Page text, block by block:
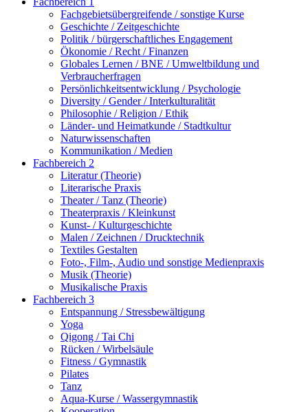
Fachgebietsübergreifende / sonstige Kurse
Geschichte / Zeitgeschichte
Politik / bürgerschaftliches Engagement
Ökonomie / Recht / Finanzen
Globales Lernen / BNE / Umweltbildung und
Verbraucherfragen
Persönlichkeitsentwicklung / Psychologie
Diversity / Gender / Interkulturalität
Philosophie / Religion / Ethik
Länder- und Heimatkunde / Stadtkultur
Naturwissenschaften
Kommunikation / Medien
Fachbereich 2
Literatur (Theorie)
Literarische Praxis
Theater / Tanz (Theorie)
Theaterpraxis / Kleinkunst
Kunst- / Kulturgeschichte
Malen / Zeichnen / Drucktechnik
Textiles Gestalten
Foto-, Film-, Audio und sonstige Medienpraxis
Musik (Theorie)
Musikalische Praxis
Fachbereich 3
Entspannung / Stressbewältigung
Yoga
Qigong / Tai Chi
Rücken / Wirbelsäule
Fitness / Gymnastik
Pilates
Tanz
Aqua-Kurse / Wassergymnastik